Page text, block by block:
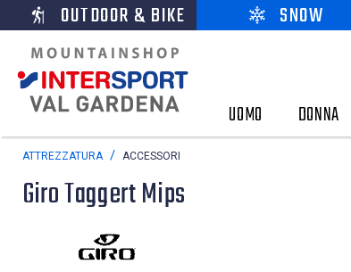
OUTDOOR & BIKE SNOW
UOMO DONNA
ATTREZZATURA ACCESSORI
Giro Taggert Mips